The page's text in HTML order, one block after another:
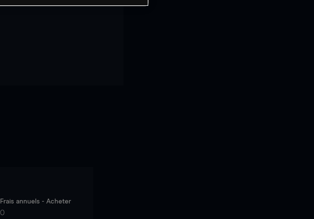
Frais annuels - Acheter
0